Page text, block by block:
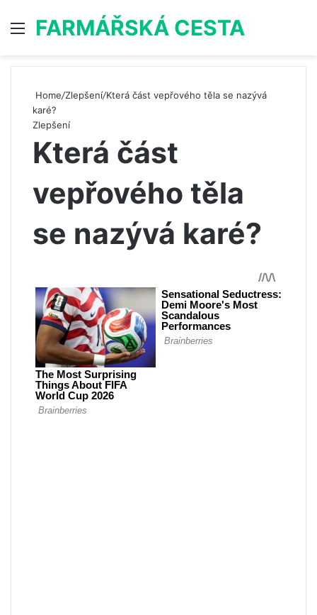
Menu
FARMÁŘSKÁ CESTA
Home/Zlepšení/Která část vepřového těla se nazývá
karé?
Zlepšení
Která část
vepřového těla
se nazývá karé?